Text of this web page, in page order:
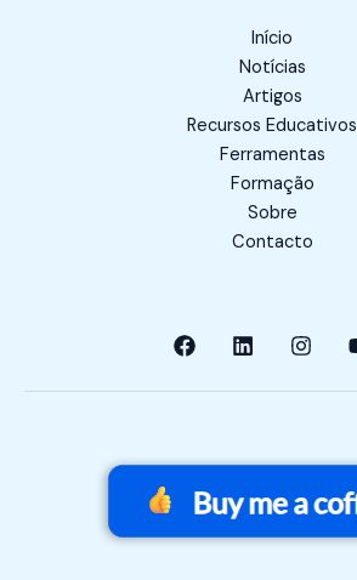
Início
Notícias
Artigos
Recursos Educativos
Ferramentas
Formação
Sobre
Contacto